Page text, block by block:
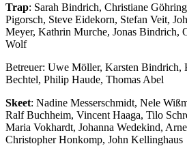
Trap: Sarah Bindrich, Christiane
Pigorsch, Steve Eidekorn, Stefan Veit,
Meyer, Kathrin Murche, Jonas Bindrich,
Wolf
Betreuer: Uwe Möller, Karsten Bindrich,
Bechtel, Philip Haude, Thomas Abel
Skeet: Nadine Messerschmidt, Nele
Ralf Buchheim, Vincent Haaga, Tilo
Maria Vokhardt, Johanna Wedekind,
Christopher Honkomp, John Kellinghaus